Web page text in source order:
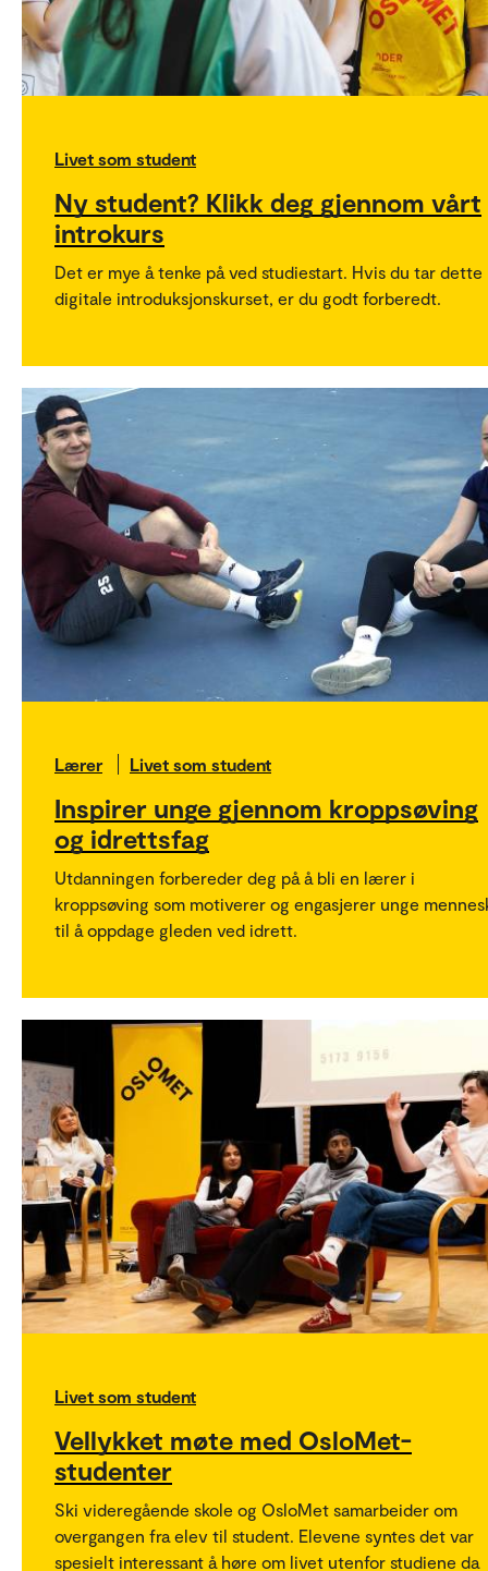
Livet som student
Ny student? Klikk deg gjennom vårt
introkurs
Det er mye å tenke på ved studiestart. Hvis du tar dette
digitale introduksjonskurset, er du godt forberedt.
Lærer Livet som student
Inspirer unge gjennom kroppsøving
og idrettsfag
Utdanningen forbereder deg på å bli en lærer i
kroppsøving som motiverer og engasjerer unge
til å oppdage gleden ved idrett.
Livet som student
Vellykket møte med OsloMet-
studenter
Ski videregående skole og OsloMet samarbeider om
overgangen fra elev til student. Elevene syntes det var
spesielt interessant å høre om livet utenfor studiene da